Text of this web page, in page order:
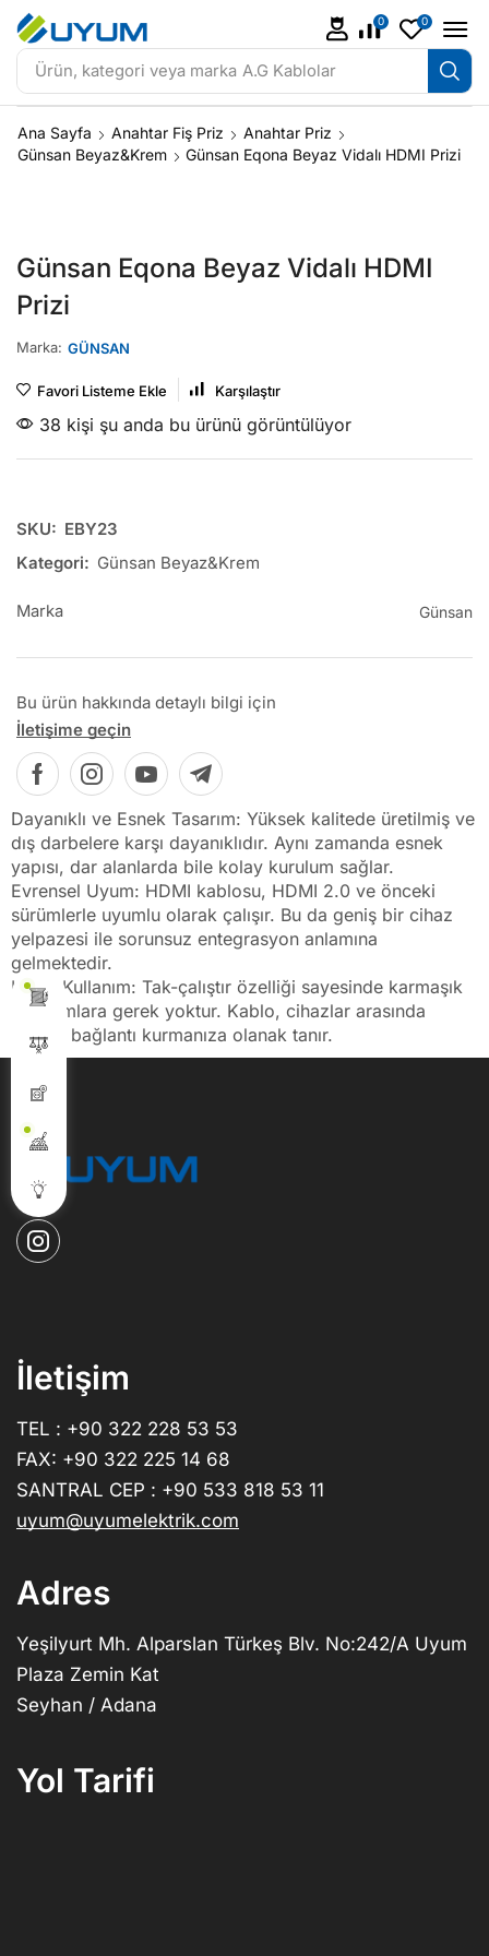
Ürün, kategori veya marka A.G Kablolar
0 0
Ana Sayfa Anahtar Fiş Priz
Anahtar Priz
Günsan Beyaz&Krem
Günsan Eqona Beyaz Vidalı HDMI Prizi
Günsan Eqona Beyaz Vidalı HDMI
Prizi
Marka: GÜNSAN
Favori Listeme Ekle Karşılaştır
38 kişi şu anda bu ürünü görüntülüyor
SKU: EBY23
Kategori: Günsan Beyaz&Krem
Marka Günsan
Bu ürün hakkında detaylı bilgi için
İletişime geçin
Dayanıklı ve Esnek Tasarım: Yüksek kalitede üretilmiş ve
dış darbelere karşı dayanıklıdır. Aynı zamanda esnek
yapısı, dar alanlarda bile kolay kurulum sağlar.
Evrensel Uyum: HDMI kablosu, HDMI 2.0 ve önceki
sürümlerle uyumlu olarak çalışır. Bu da geniş bir cihaz
yelpazesi ile sorunsuz entegrasyon anlamına
gelmektedir.
Kolay Kullanım: Tak-çalıştır özelliği sayesinde karmaşık
kurulumlara gerek yoktur. Kablo, cihazlar arasında
anında bağlantı kurmanıza olanak tanır.
İletişim
TEL : +90 322 228 53 53
FAX: +90 322 225 14 68
SANTRAL CEP : +90 533 818 53 11
uyum@uyumelektrik.com
Adres
Yeşilyurt Mh. Alparslan Türkeş Blv. No:242/A Uyum
Plaza Zemin Kat
Seyhan / Adana
Yol Tarifi